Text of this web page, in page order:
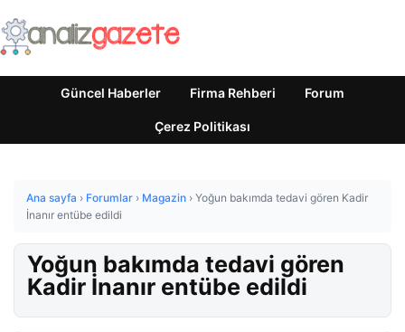
Güncel Haberler Firma Rehberi Forum
Çerez Politikası
Ana sayfa › Forumlar › Magazin › Yoğun bakımda tedavi gören Kadir
İnanır entübe edildi
Yoğun bakımda tedavi gören
Kadir İnanır entübe edildi